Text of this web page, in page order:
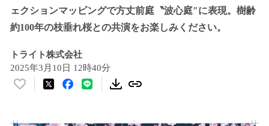
ェクションマッピングで方丈前庭〝波心庭″に表現。樹齢
約100年の枝垂れ桜との共演をお楽しみください。
トライト株式会社
2025年3月10日 12時40分
い